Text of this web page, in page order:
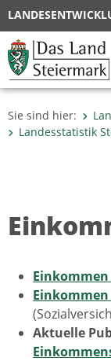
Sie sind hier:
Landesstatistik
Aktuelle